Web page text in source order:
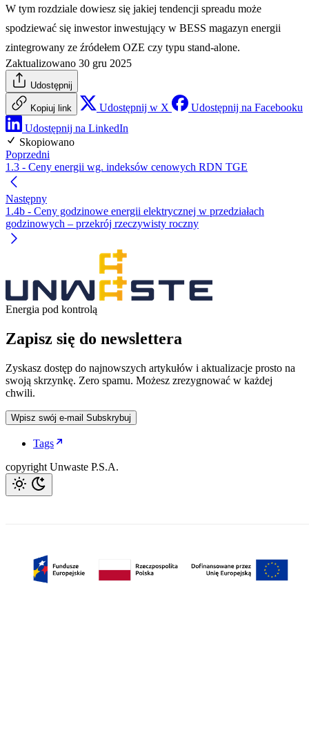
W tym rozdziale dowiesz się jakiej tendencji spreadu może
spodziewać się inwestor inwestujący w BESS magazyn energii
zintegrowany ze źródełem OZE czy typu stand-alone.
Zaktualizowano 30 gru 2025
Udostępnij
Kopiuj link Udostępnij w X
Udostępnij na Facebooku
Udostępnij na LinkedIn
Skopiowano
Poprzedni
1.3 - Ceny energii wg. indeksów cenowych RDN TGE
Następny
1.4b - Ceny godzinowe energii elektrycznej w przedziałach
godzinowych – przekrój rzeczywisty roczny
Energia pod kontrolą
Zapisz się do newslettera
Zyskasz dostęp do najnowszych artykułów i aktualizacje prosto na
swoją skrzynkę. Zero spamu. Możesz zrezygnować w każdej
chwili.
Wpisz swój e-mail Subskrybuj
Tags
copyright Unwaste P.S.A.